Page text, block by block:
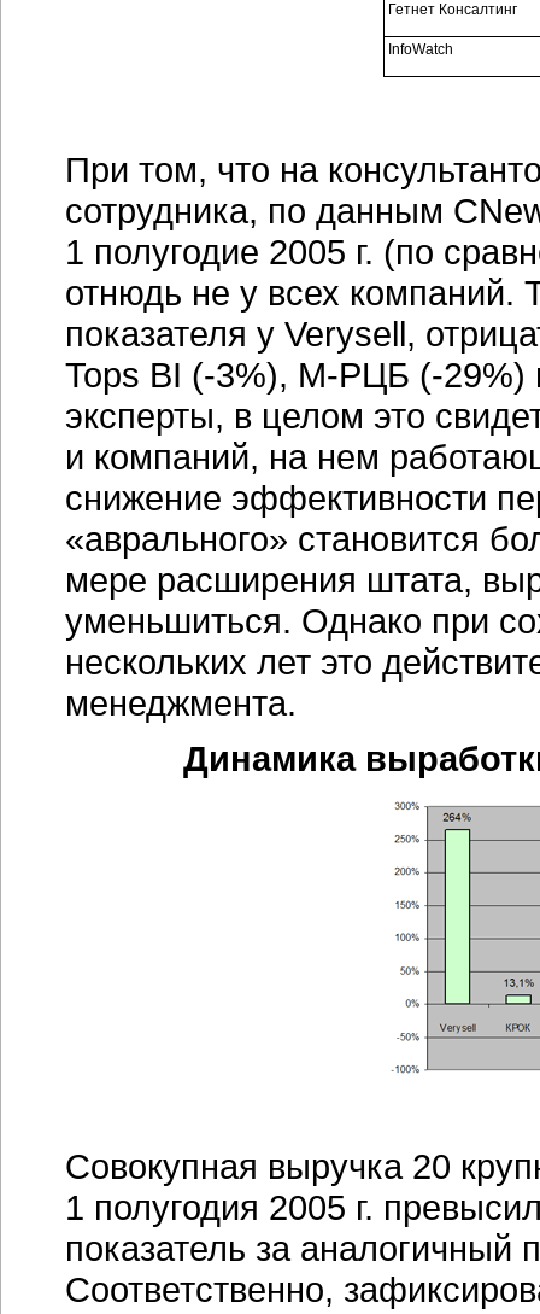
Гетнет Консалтинг
InfoWatch
При том, что на
сотрудника, по данным
1 полугодие 2005 г. (по
отнюдь не у всех компаний.
показателя у Verysell,
Tops BI (-3%), М-РЦБ (-29%)
эксперты, в целом это
и компаний, на нем
снижение эффективности
«аврального» становится
мере расширения штата,
уменьшиться. Однако при
нескольких лет это
менеджмента.
Динамика
Совокупная выручка 20
1 полугодия 2005 г.
показатель за аналогичный
Соответственно,